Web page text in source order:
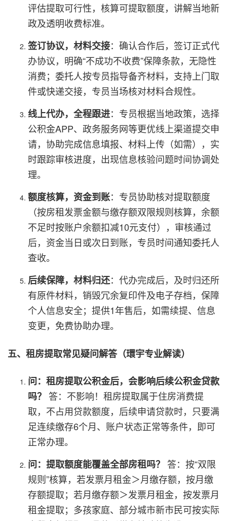
评估提取可行性，核算可提取额度，讲解当地新
政及透明收费标准。
签订协议，材料交接：确认合作后，签订正式代
办协议，明确“不成功不收费”保障条款，无隐性
消费；委托人按专员指导备齐材料，支持上门取
件或快递交接，专员当场核对材料合规性。
线上代办，全程跟进：专员根据当地政策，选择
公积金APP、政务服务网等更优线上渠道提交申
请，协助完成信息填报、材料上传（如需），实
时跟踪审核进度，出现信息核验问题时间协调处
理。
额度核算，资金到账：专员协助核对提取额度
（按房租发票金额与缴存额双限规则核算，余额
不足时按账户余额扣减10元支付），审核通过
后，资金当日或次日到账，专员时间通知委托人
查收。
后续保障，材料归还：代办完成后，及时归还所
有原件材料，销毁冗余复印件及电子存档，保障
个人信息安全；提供1年售后，如需续提、信息
变更，免费协助办理。
五、租房提取常见疑问解答（環宇专业解读）
问：租房提取公积金后，会影响后续公积金贷款
吗？ 答：不影响！租房提取属于住房消费提
取，不占用贷款额度，后续申请贷款时，只要满
足连续缴存6个月、账户状态正常等条件，即可
正常办理。
问：提取额度能覆盖全部房租吗？ 答：按“双限
规则”核算，若发票月租金＞月缴存额，按月缴
存额提取；若月缴存额＞发票月租金，按发票月
租金提取；多孩家庭、部分城市新市民可按实际